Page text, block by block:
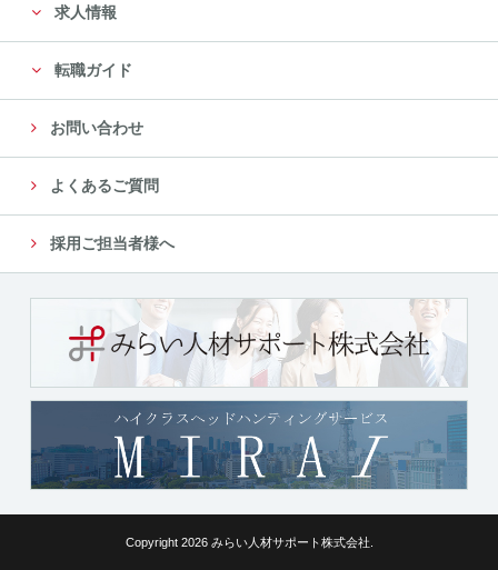
求人情報
転職ガイド
お問い合わせ
よくあるご質問
採用ご担当者様へ
Copyright 2026 みらい人材サポート株式会社.